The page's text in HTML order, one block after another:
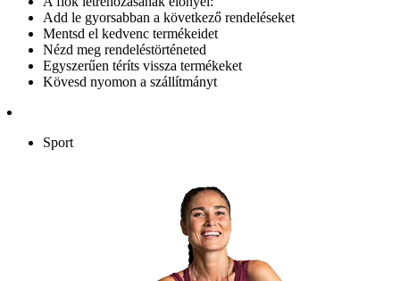
Add le gyorsabban a következő rendeléseket
Mentsd el kedvenc termékeidet
Nézd meg rendeléstörténeted
Egyszerűen téríts vissza termékeket
Kövesd nyomon a szállítmányt
Sport